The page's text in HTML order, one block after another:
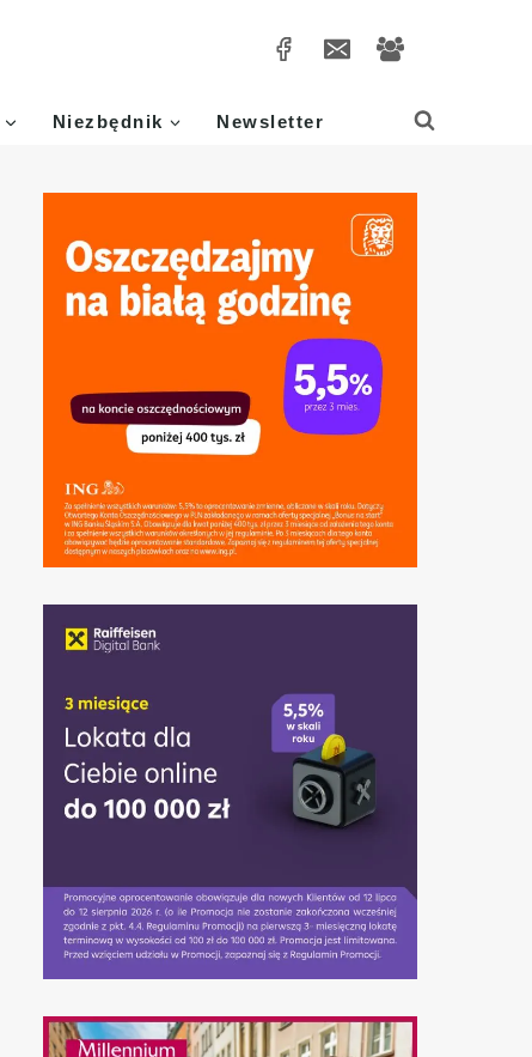
Niezbędnik Newsletter